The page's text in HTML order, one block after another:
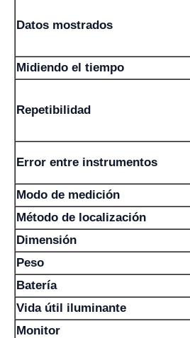
Datos mostrados
Midiendo el tiempo
Repetibilidad
Error entre instrumentos
Modo de medición
Método de localización
Dimensión
Peso
Batería
Vida útil iluminante
Monitor